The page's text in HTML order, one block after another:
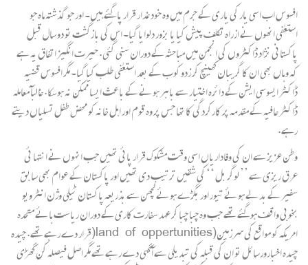
افسوس اب اسی یار کی یاری کے جرم میں وہ خود غدار قرار پاگئے ہیں۔ اور جو گذشتہ ماہ جو
استعفٰی انھوں نے ازراہ تکلف پیش کیا یا بزور دلوایا گیا۔ اس کی بازگشت تو دو سال قبل
پاکستانی نژاد ڈاکٹروں کی انجمن میں مباحثہ کے دوران سنی گئی. حیرت انگیز اتفاق یہ ہے
کہ وہاں بھی ان کا گریبان کھینچ کر زدو کوب کے بعد استعفٰی طلب کیا گیا۔ مگر افسوس قضیہ
ڈاکٹر ایسوسی ایشن کے دائرہ اختیار سے باہر ہونے کے باعث ایسا ممکن نہ ہوسکا. غالبآ معاملہ
ڈاکٹر عافیہ کے مقدمہ پر کارکردگی کا تھا جس پر وہ قوم اور اہل خانہ کو محض طفل تسلیاں دیتے
رہے.
وطن عزیز سے ان کی وفاداریاں اسی وقت مشکوک قرار پائی تھیں جب انہوں نے انتہا ئی
عرق ریزی سے ’’ لوگر بل ‘‘ کی شقیں ترتیب دی تھیں اور پاکستان کے عوام بھی سابق
سفیر کے بدلے ہوئے تیور اور بگڑے ہوئے لچھن سے بذریعہ پاکستان ٹیلی وژن انٹرویو
بخوبی واقف ہوگئے تھے جب وہ چبا چبا کر عہد سفارت کاری کے دوران ریاست ہائے متحدہ
امریکہ کو مواقع کی سرزمین(land of oppertunities(قرار دے رہے تھے. چیدہ
چیدہ اخبارورسائل تو ان کی قبلہ کی تبدیلی سے آ گہی دے رہے تھے مگر اصل فیصلہ کن گھڑی